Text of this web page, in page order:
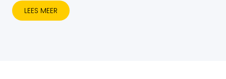
LEES MEER